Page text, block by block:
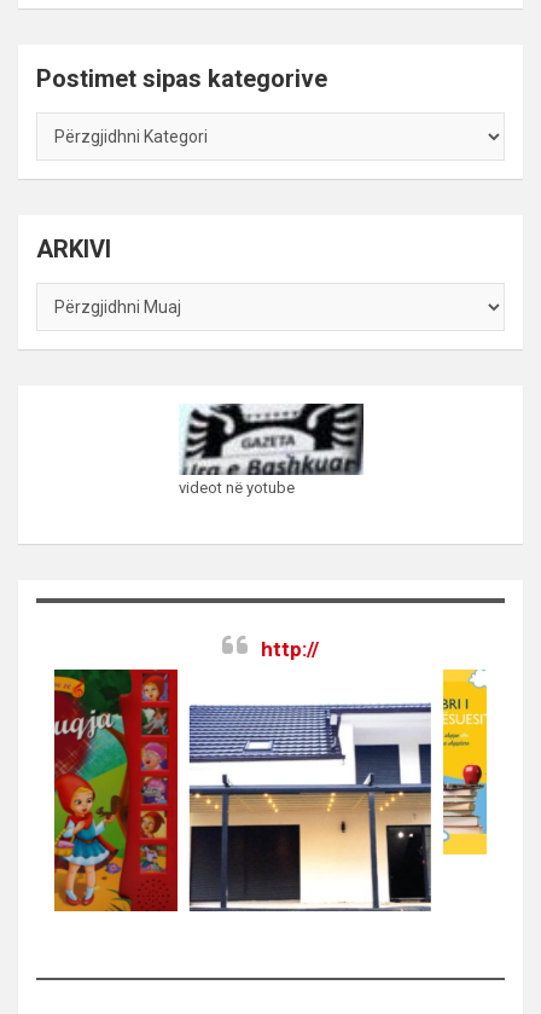
Postimet sipas kategorive
Postimet
sipas
kategorive
ARKIVI
ARKIVI
videot në yotube
http://